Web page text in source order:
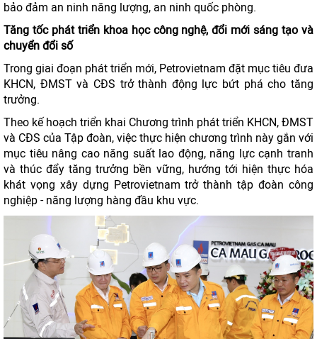
bảo đảm an ninh năng lượng, an ninh quốc phòng.
Tăng tốc phát triển khoa học công nghệ, đổi mới sáng tạo và
chuyển đổi số
Trong giai đoạn phát triển mới, Petrovietnam đặt mục tiêu đưa
KHCN, ĐMST và CĐS trở thành động lực bứt phá cho tăng
trưởng.
Theo kế hoạch triển khai Chương trình phát triển KHCN, ĐMST
và CĐS của Tập đoàn, việc thực hiện chương trình này gắn với
mục tiêu nâng cao năng suất lao động, năng lực cạnh tranh
và thúc đẩy tăng trưởng bền vững, hướng tới hiện thực hóa
khát vọng xây dựng Petrovietnam trở thành tập đoàn công
nghiệp - năng lượng hàng đầu khu vực.